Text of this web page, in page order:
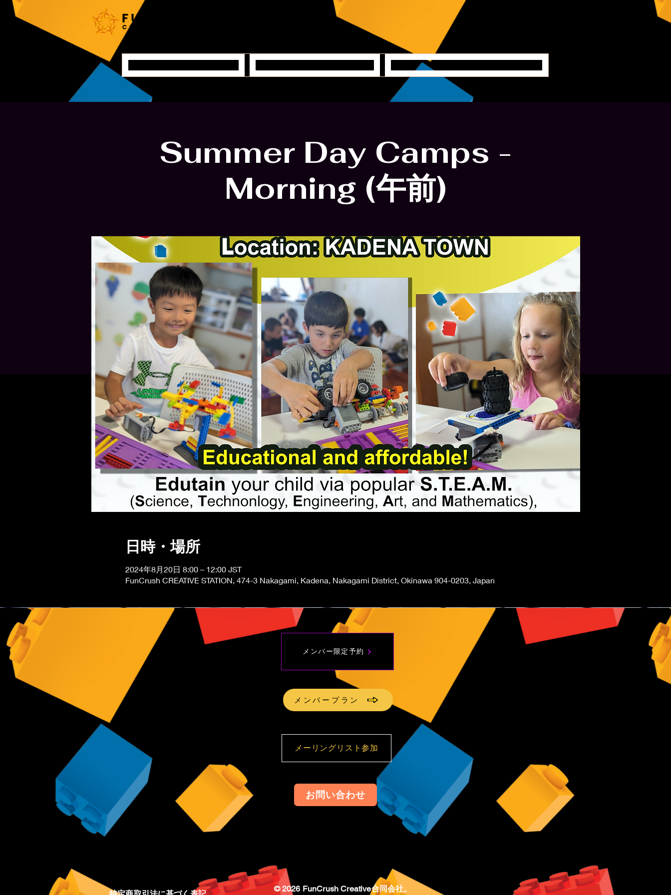
Summer Day Camps -
Morning (午前)
日時・場所
2024年8月20日 8:00 – 12:00 JST
FunCrush CREATIVE STATION, 474-3 Nakagami, Kadena, Nakagami District, Okinawa 904-0203, Japan
メンバー限定予約
メンバープラン
メーリングリスト参加
お問い合わせ
© 2026 FunCrush Creative合同会社。